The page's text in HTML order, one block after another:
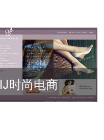
IJ时尚电商